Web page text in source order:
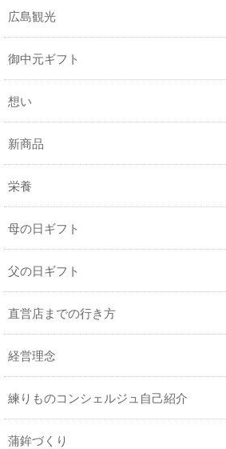
広島観光
御中元ギフト
想い
新商品
栄養
母の日ギフト
父の日ギフト
直営店までの行き方
経営理念
練りものコンシェルジュ自己紹介
蒲鉾づくり